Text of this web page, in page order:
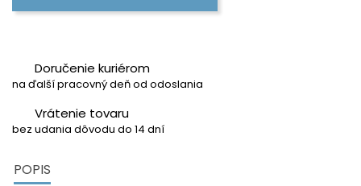
Doručenie kuriérom
na ďalší pracovný deň od odoslania
Vrátenie tovaru
bez udania dôvodu do 14 dní
POPIS